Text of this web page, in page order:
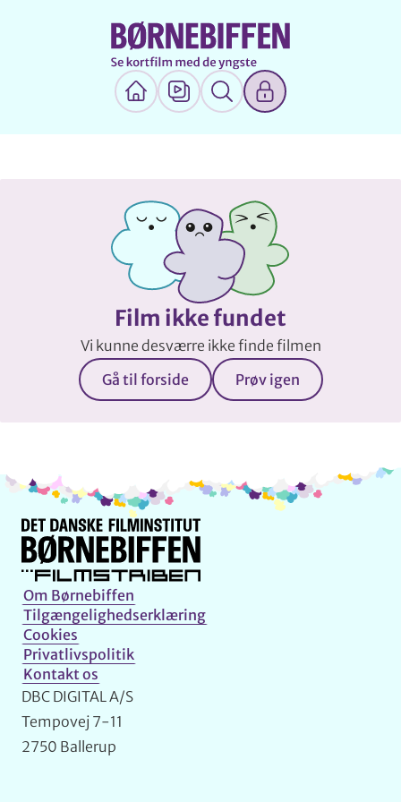
Film ikke fundet
Vi kunne desværre ikke finde filmen
Gå til forside
Prøv igen
Info og kontakt
Om Børnebiffen
Tilgængelighedserklæring
Cookies
Privatlivspolitik
Kontakt os
DBC DIGITAL A/S
Tempovej 7-11
2750 Ballerup